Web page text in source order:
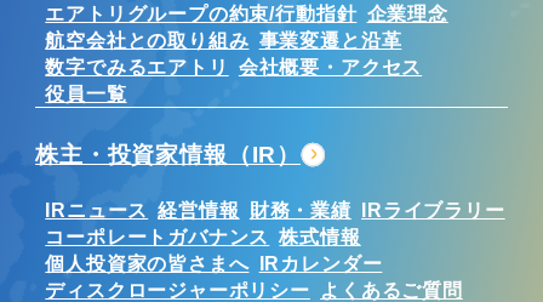
エアトリグループの約束/行動指針 企業理念
航空会社との取り組み 事業変遷と沿革
数字でみるエアトリ
会社概要・アクセス
役員一覧
株主・投資家情報（IR）
IRニュース 経営情報 財務・業績 IRライブラリー
コーポレートガバナンス 株式情報
個人投資家の皆さまへ IRカレンダー
ディスクロージャーポリシー
よくあるご質問